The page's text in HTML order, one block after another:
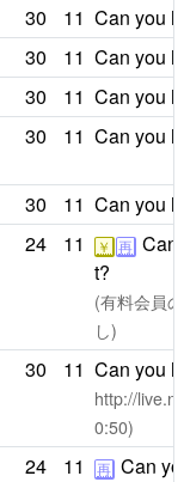
30 11 Can you
30 11 Can you
30 11 Can you
30 11 Can you
30 11 Can you
24 11 ￥ 再 Can
t?
(有料会員
し)
30 11 Can you
http://
0:50)
24 11 再 Can